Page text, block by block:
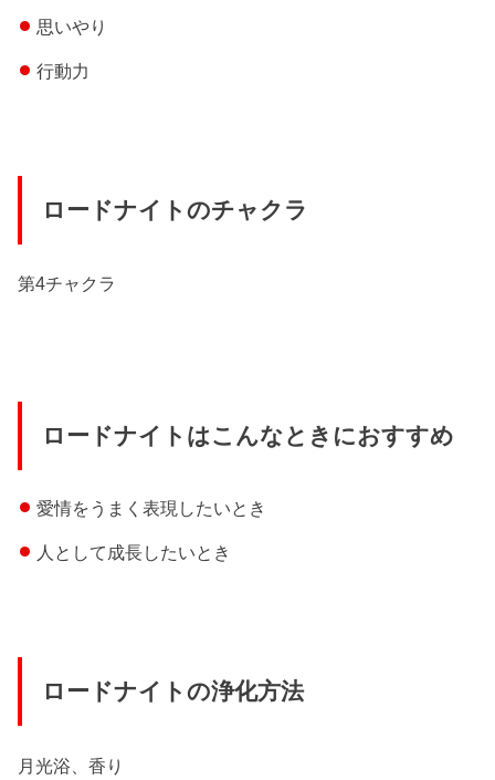
思いやり
行動力
ロードナイトのチャクラ
第4チャクラ
ロードナイトはこんなときにおすすめ
愛情をうまく表現したいとき
人として成長したいとき
ロードナイトの浄化方法
月光浴、香り